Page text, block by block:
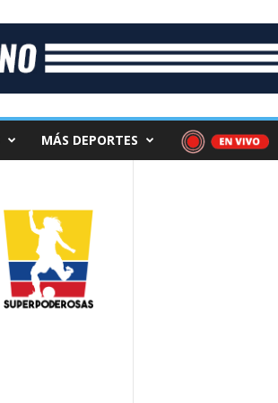
MÁS DEPORTES